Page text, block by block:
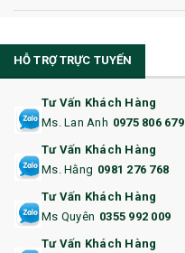
11. CỐC/BÌNH GIỮ NHIỆT
12. BÌNH NƯỚC
13. QUÀ TẶNG CAO CẤP
14. HỘP/VÍ ĐỰNG NAMECARD
15. BỘ BẤM MÓNG
16. BAO HỘ CHIẾU
HỖ TRỢ TRỰC TUYẾN
Tư Vấn Khách Hàng
Ms. Lan Anh 0975 806 679
Tư Vấn Khách Hàng
Ms. Hằng 0981 276 768
Tư Vấn Khách Hàng
Ms Quyên 0355 992 009
Tư Vấn Khách Hàng